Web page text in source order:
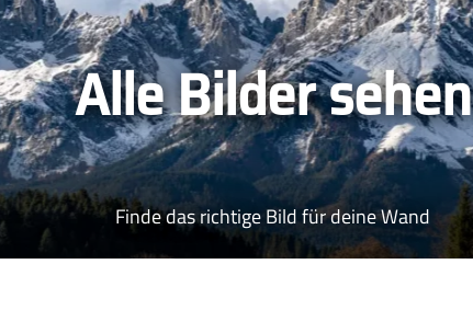
Alle Bilder sehen
Finde das richtige Bild für deine Wand